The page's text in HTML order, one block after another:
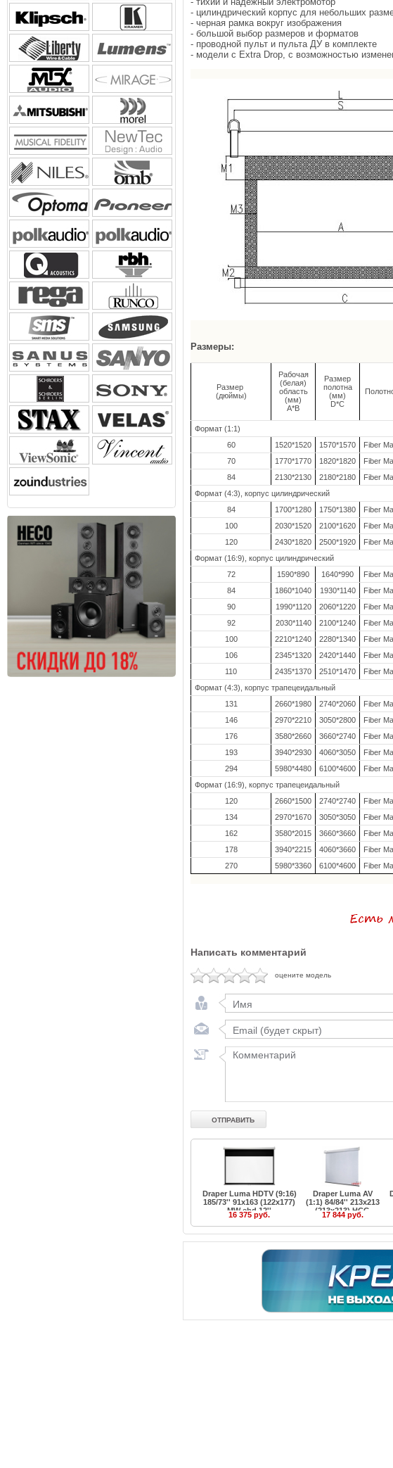
- цилиндрический корпус для небольших
- черная рамка вокруг изображения
- большой выбор размеров и форматов
- проводной пульт и пульта ДУ в комплекте
- модели с Extra Drop, c возможностью
Размеры:
Размер
(дюймы)
Рабочая
(белая)
область
(мм)
A*B
Размер
полотна
(мм)
D*C
Формат (1:1)
60
1520*1520 1570*1570 Fiber
70
1770*1770 1820*1820 Fiber
84
2130*2130 2180*2180 Fiber
Формат (4:3), корпус цилиндрический
84
1700*1280 1750*1380 Fiber
100
2030*1520 2100*1620 Fiber
120
2430*1820 2500*1920 Fiber
Формат (16:9), корпус цилиндрический
72
1590*890 1640*990 Fiber
84
1860*1040 1930*1140 Fiber
90
1990*1120 2060*1220 Fiber
92
2030*1140 2100*1240 Fiber
100
2210*1240 2280*1340 Fiber
106
2345*1320 2420*1440 Fiber
110
2435*1370 2510*1470 Fiber
Формат (4:3), корпус трапецеидальный
131
2660*1980 2740*2060 Fiber
146
2970*2210 3050*2800 Fiber
176
3580*2660 3660*2740 Fiber
193
3940*2930 4060*3050 Fiber
294
5980*4480 6100*4600 Fiber
Формат (16:9), корпус трапецеидальный
120
2660*1500 2740*2740 Fiber
134
2970*1670 3050*3050 Fiber
162
3580*2015 3660*3660 Fiber
178
3940*2215 4060*3660 Fiber
270
5980*3360 6100*4600 Fiber
Написать комментарий
оцените модель
Draper Luma HDTV (9:16)
185/73'' 91x163 (122x177)
MW ebd 12''
16 375 руб.
Draper Luma AV
(1:1) 84/84'' 213x213
(213x213) HCG
17 844 руб.